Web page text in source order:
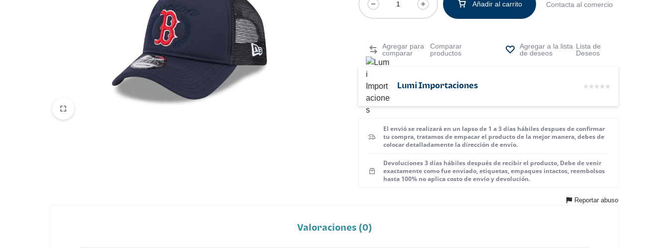
Electrónicos y Accesorios
Hogar y Cocina
Añadir al carrito Contacta al comercio
Comparar
productos
Lista de
Deseos
Lumi Importaciones
El envió se realizará en un lapso de 1 a 3 días hábiles despues de confirmar
tu compra, tratamos de empacar el producto de la mejor manera, debes de
colocar detalladamente la dirección de envío.
Devoluciones 3 días hábiles después de recibir el producto, Debe de venir
exactamente como fue enviado, etiquetas, empaques intactos, reembolsos
hasta 100% no aplica costo de envío y devolución.
Reportar abuso
Valoraciones (0)